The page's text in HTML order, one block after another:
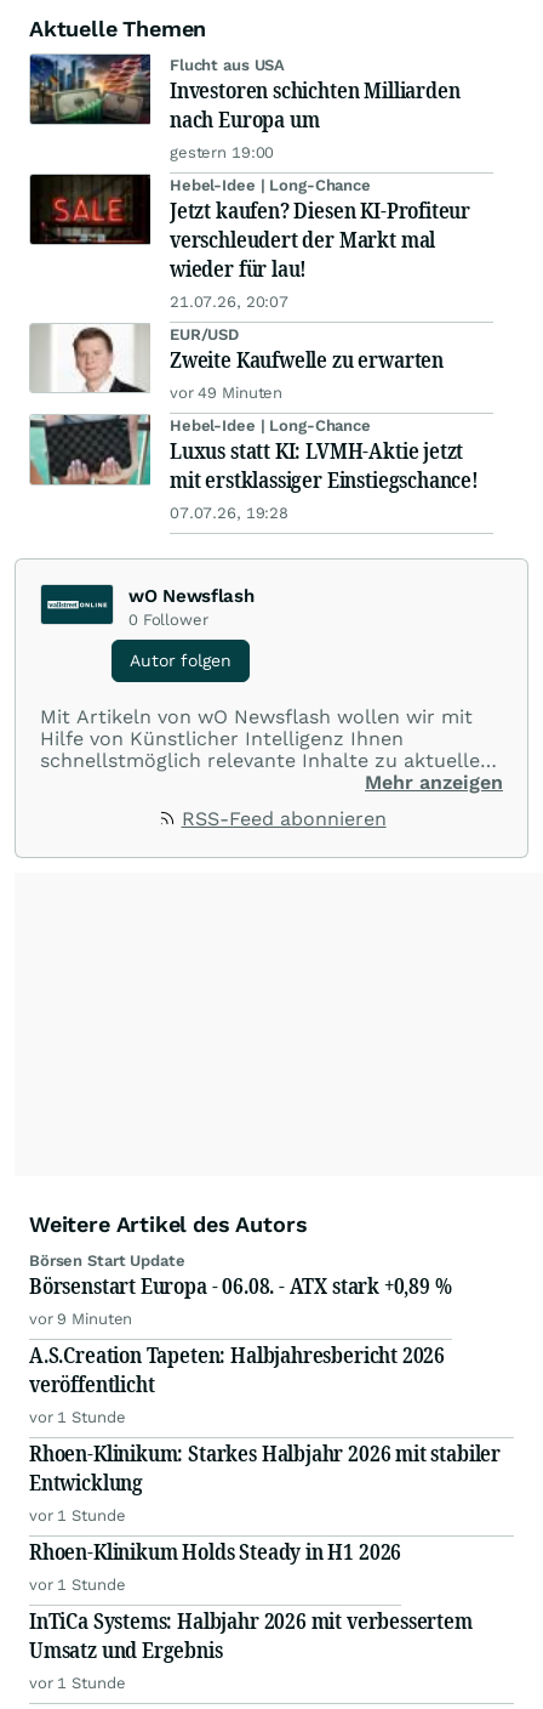
Aktuelle Themen
Flucht aus USA
Investoren schichten Milliarden
nach Europa um
gestern 19:00
Hebel-Idee | Long-Chance
Jetzt kaufen? Diesen KI-Profiteur
verschleudert der Markt mal
wieder für lau!
21.07.26, 20:07
EUR/USD
Zweite Kaufwelle zu erwarten
vor 49 Minuten
Hebel-Idee | Long-Chance
Luxus statt KI: LVMH-Aktie jetzt
mit erstklassiger Einstiegschance!
07.07.26, 19:28
wO Newsflash
0 Follower
Autor folgen
Mit Artikeln von wO Newsflash wollen wir mit
Hilfe von Künstlicher Intelligenz Ihnen
schnellstmöglich relevante Inhalte zu aktuellen
Ereignissen rund um Börse, Finanzmärkte aus
Mehr anzeigen
RSS-Feed abonnieren
Weitere Artikel des Autors
Börsen Start Update
Börsenstart Europa - 06.08. - ATX stark +0,89 %
vor 9 Minuten
A.S.Creation Tapeten: Halbjahresbericht 2026
veröffentlicht
vor 1 Stunde
Rhoen-Klinikum: Starkes Halbjahr 2026 mit stabiler
Entwicklung
vor 1 Stunde
Rhoen-Klinikum Holds Steady in H1 2026
vor 1 Stunde
InTiCa Systems: Halbjahr 2026 mit verbessertem
Umsatz und Ergebnis
vor 1 Stunde